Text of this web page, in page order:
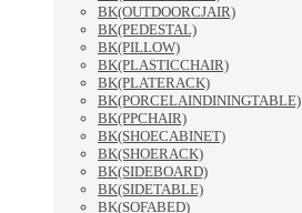
BK(OUTDOORCJAIR)
BK(PEDESTAL)
BK(PILLOW)
BK(PLASTICCHAIR)
BK(PLATERACK)
BK(PORCELAINDININGTABLE)
BK(PPCHAIR)
BK(SHOECABINET)
BK(SHOERACK)
BK(SIDEBOARD)
BK(SIDETABLE)
BK(SOFABED)